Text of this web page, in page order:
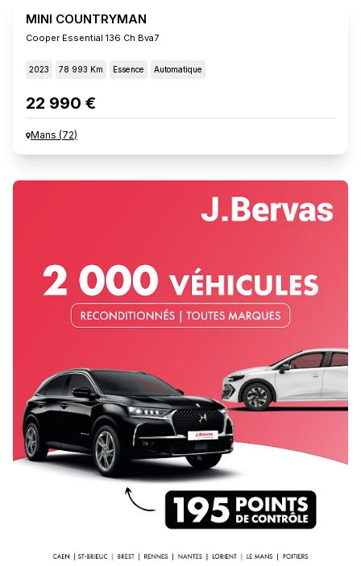
MINI COUNTRYMAN
Cooper Essential 136 Ch Bva7
2023 78 993 Km Essence Automatique
22 990 €
Mans (72)